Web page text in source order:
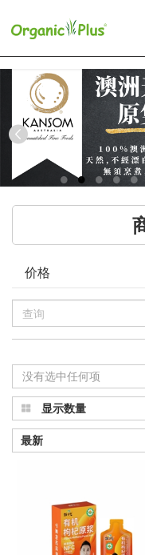
Previous
价格
没有选中任何项
显示数量
最新